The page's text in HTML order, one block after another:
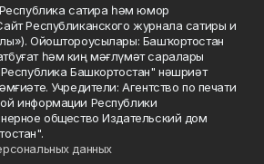
сатира һәм юмор
Республиканского журнала сатиры и
Ойоштороусылары: Башҡортостан
һәм киң мәғлүмәт саралары
Башкортостан" нәшриәт
Учредители: Агентство по печати
информации Республики
общество Издательский дом
данных